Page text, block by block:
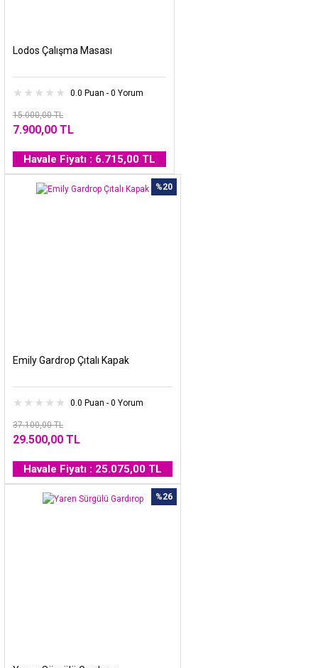
Lodos Çalışma Masası
0.0 Puan - 0 Yorum
15.000,00 TL
7.900,00 TL
Havale Fiyatı : 6.715,00 TL
%20
Emily Gardrop Çıtalı Kapak
0.0 Puan - 0 Yorum
37.100,00 TL
29.500,00 TL
Havale Fiyatı : 25.075,00 TL
%26